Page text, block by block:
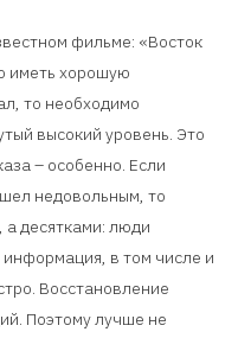
фильме: «Восток
иметь хорошую
то необходимо
высокий уровень. Это
– особенно. Если
недовольным, то
а десятками: люди
в том числе и
Восстановление
Поэтому лучше не